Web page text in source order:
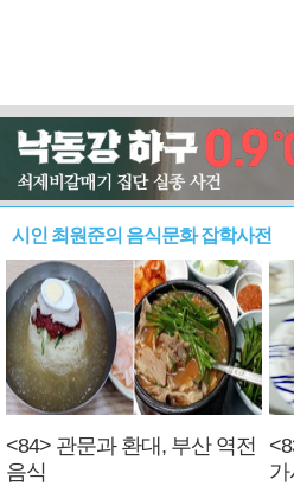
시인 최원준의 음식문화 잡학사전
<84> 관문과 환대, 부산 역전
음식
가